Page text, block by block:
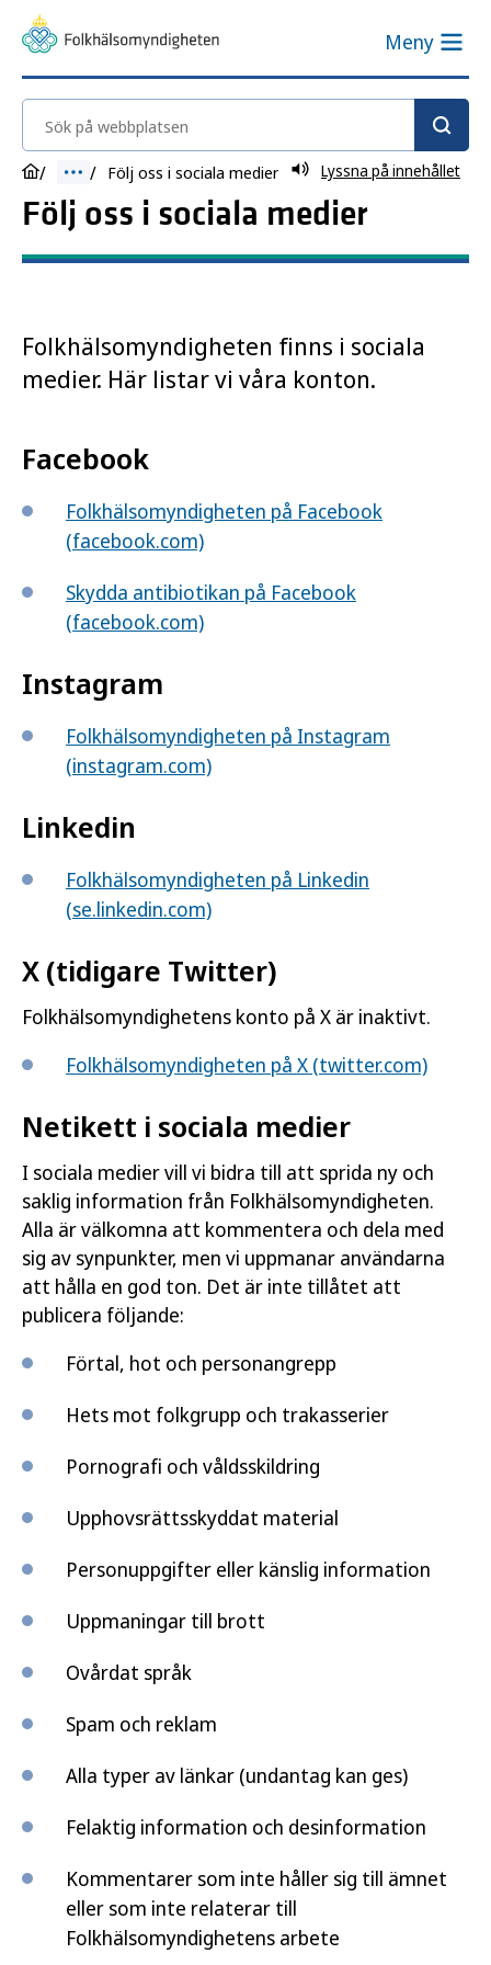
Meny
Sök på webbplatsen
Följ oss i sociala medier Lyssna på innehållet
Följ oss i sociala medier
Folkhälsomyndigheten finns i sociala
medier. Här listar vi våra konton.
Facebook
Folkhälsomyndigheten på Facebook
(facebook.com)
Skydda antibiotikan på Facebook
(facebook.com)
Instagram
Folkhälsomyndigheten på Instagram
(instagram.com)
Linkedin
Folkhälsomyndigheten på Linkedin
(se.linkedin.com)
X (tidigare Twitter)
Folkhälsomyndighetens konto på X är inaktivt.
Folkhälsomyndigheten på X (twitter.com)
Netikett i sociala medier
I sociala medier vill vi bidra till att sprida ny och
saklig information från Folkhälsomyndigheten.
Alla är välkomna att kommentera och dela med
sig av synpunkter, men vi uppmanar användarna
att hålla en god ton. Det är inte tillåtet att
publicera följande:
Förtal, hot och personangrepp
Hets mot folkgrupp och trakasserier
Pornografi och våldsskildring
Upphovsrättsskyddat material
Personuppgifter eller känslig information
Uppmaningar till brott
Ovårdat språk
Spam och reklam
Alla typer av länkar (undantag kan ges)
Felaktig information och desinformation
Kommentarer som inte håller sig till ämnet
eller som inte relaterar till
Folkhälsomyndighetens arbete